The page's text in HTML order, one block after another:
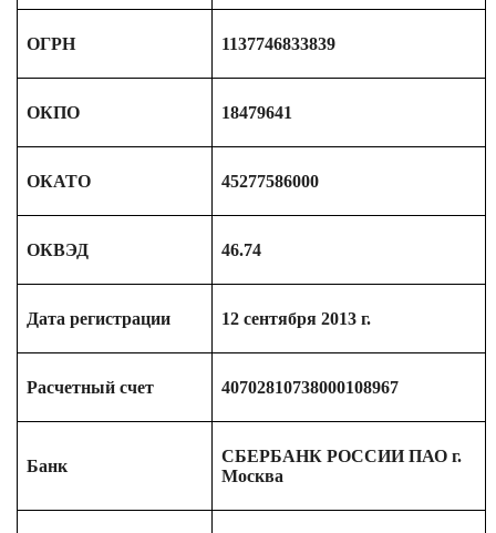
ОГРН 1137746833839
ОКПО 18479641
ОКАТО 45277586000
ОКВЭД 46.74
Дата регистрации 12 сентября 2013 г.
Расчетный счет 40702810738000108967
Банк
СБЕРБАНК РОССИИ ПАО г.
Москва